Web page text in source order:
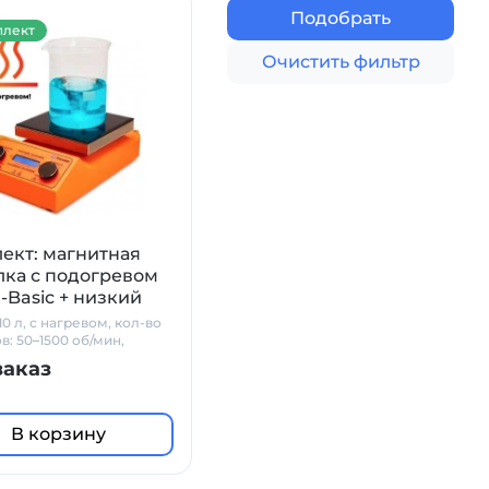
магнитная
с подогревом
Basic + низкий
+ датчик PT1000 +
Primelab
л, с нагревом, кол-во
50–1500 об/мин,
В корзину
Подобрать
Очистить фильтр